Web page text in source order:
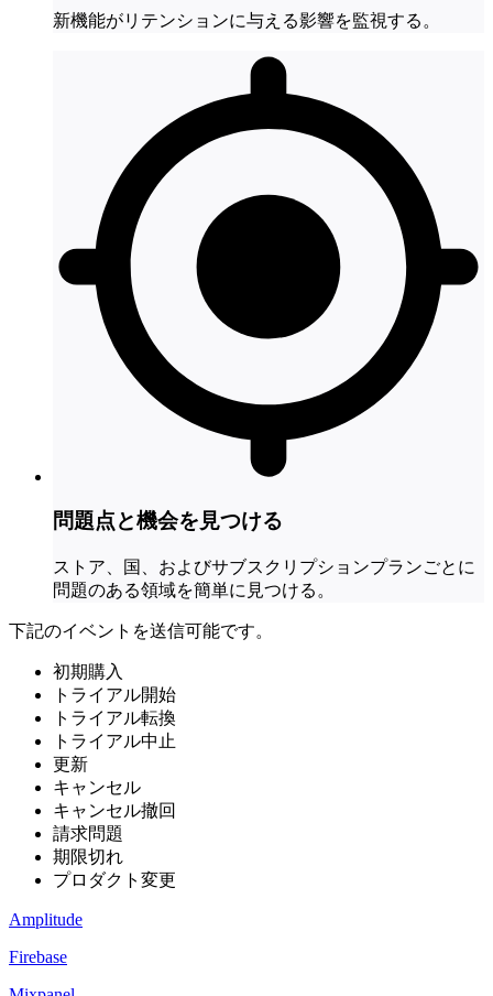
新機能がリテンションに与える影響を監視する。
問題点と機会を見つける
ストア、国、およびサブスクリプションプランごとに
問題のある領域を簡単に見つける。
下記のイベントを送信可能です。
初期購入
トライアル開始
トライアル転換
トライアル中止
更新
キャンセル
キャンセル撤回
請求問題
期限切れ
プロダクト変更
Amplitude
Firebase